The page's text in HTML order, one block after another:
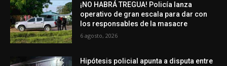
¡NO HABRÁ TREGUA! Policía lanza
operativo de gran escala para dar con
los responsables de la masacre
6 agosto, 2026
Hipótesis policial apunta a disputa entre